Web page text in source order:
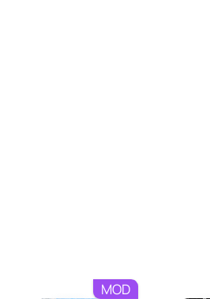
свою историю выживания.
MOD